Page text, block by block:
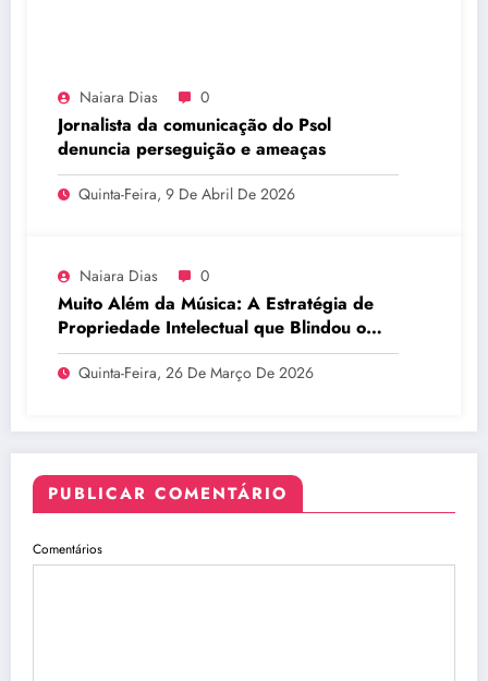
Naiara Dias 0
Jornalista da comunicação do Psol
denuncia perseguição e ameaças
Quinta-Feira, 9 De Abril De 2026
Naiara Dias 0
Muito Além da Música: A Estratégia de
Propriedade Intelectual que Blindou o
Legado do BTS
Quinta-Feira, 26 De Março De 2026
PUBLICAR COMENTÁRIO
Comentários